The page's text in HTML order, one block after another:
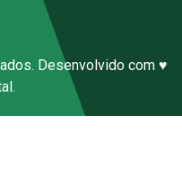
Desenvolvido com ♥